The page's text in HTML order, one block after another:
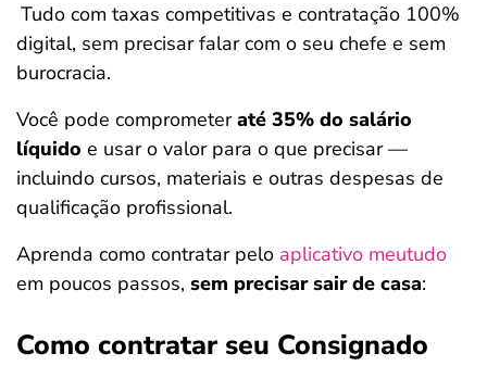
Tudo com taxas competitivas e contratação 100%
digital, sem precisar falar com o seu chefe e sem
burocracia.
Você pode comprometeraté 35% do salário
líquido e usar o valor para o que precisar —
incluindo cursos, materiais e outras despesas de
qualificação profissional.
Aprenda como contratar pelo aplicativo meutudo
em poucos passos, sem precisar sair de casa:
Como contratar seu Consignado